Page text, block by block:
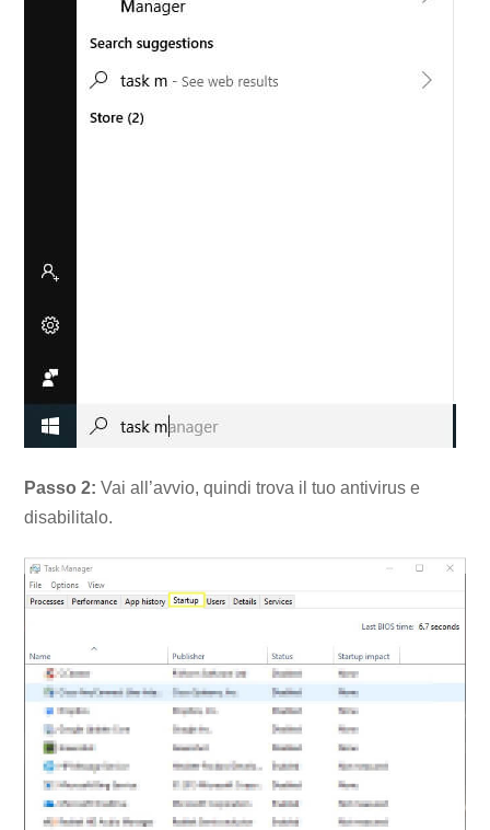
Passo 2: Vai all’avvio, quindi trova il tuo antivirus e
disabilitalo.